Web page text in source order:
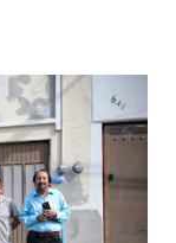
Pero incluso
no son expertos
que
Si eres una
tal vez